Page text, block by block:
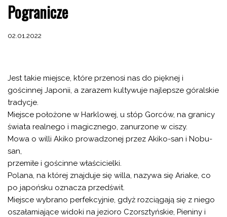
Pogranicze
02.01.2022
Jest takie miejsce, które przenosi nas do pięknej i
gościnnej Japonii, a zarazem kultywuje najlepsze góralskie
tradycje.
Miejsce położone w Harklowej, u stóp Gorców, na granicy
świata realnego i magicznego, zanurzone w ciszy.
Mowa o willi Akiko prowadzonej przez Akiko-san i Nobu-
san,
przemiłe i gościnne właścicielki.
Polana, na której znajduje się willa, nazywa się Ariake, co
po japońsku oznacza przedświt.
Miejsce wybrano perfekcyjnie, gdyż rozciągają się z niego
oszałamiające widoki na jezioro Czorsztyńskie, Pieniny i